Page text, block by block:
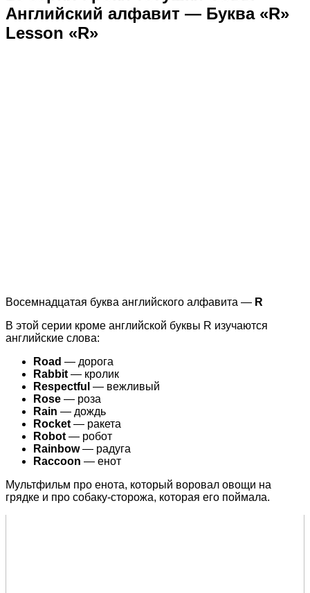
Английский алфавит — Буква «R»
Lesson «R»
Восемнадцатая буква английского алфавита — R
В этой серии кроме английской буквы R изучаются
английские слова:
Road — дорога
Rabbit — кролик
Respectful — вежливый
Rose — роза
Rain — дождь
Rocket — ракета
Robot — робот
Rainbow— радуга
Raccoon — енот
Мультфильм про енота, который воровал овощи на
грядке и про собаку-сторожа, которая его поймала.